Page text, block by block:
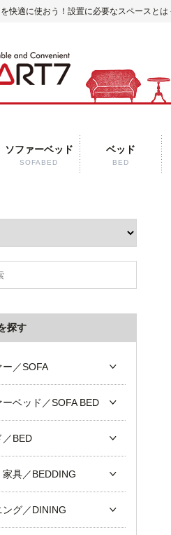
快適に使おう！設置に必要なスペースとは
ソファーベッド
SOFABED
ベッド
BED
探す
ー／SOFA
ーベッド／SOFA BED
／BED
家具／BEDDING
ング／DINING